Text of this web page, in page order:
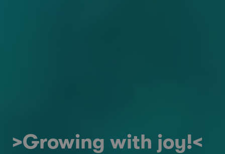
>Growing with joy!<